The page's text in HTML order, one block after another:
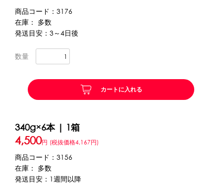
台湾かき氷
フレーバー氷（味つきの氷）
かき氷イベントセット
カップ・スプーン
ボウル型カップ
スプーン
スプーンストロー
CLOSE
利用規約
商品コード：3176
在庫： 多数
発送目安：3～4日後
数量
カートに入れる
340g×6本 | 1箱
4,500円 (税抜価格4,167円)
商品コード：3156
在庫： 多数
発送目安：1週間以降